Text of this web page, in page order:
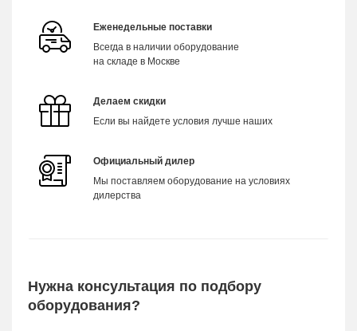
Еженедельные поставки
Всегда в наличии оборудование
на складе в Москве
Делаем скидки
Если вы найдете условия лучше наших
Официальный дилер
Мы поставляем оборудование на условиях
дилерства
Нужна консультация по подбору
оборудования?